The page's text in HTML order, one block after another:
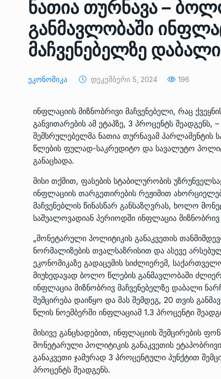
ნათია თურნავა –
განმავლობაში
მაჩვენებელზე
Ეკონომიკა Დეკემბერი 5, 2024 196
ინფლაციის მიზნობრივი მაჩვენებელი, რაც
განვითარების ამ ეტაპზე, 3 პროცენტს შეადგენს,
შემსრულებელმა ნათია თურნავამ პარლამენტის
წლების ფულად-საკრედიტო და სავალუტო
განაცხადა.
მისი თქმით, ფასების სტაბილურობის
ინფლაციის თარგეთირების რეჟიმით
მაჩვენებლის წინასწარ განსაზღვრას, ხოლო
საშუალოვადიან პერიოდში ინფლაცია
„მონეტარული პოლიტიკის განაკვეთის
ნორმალიზების თვალსაზრისით და ასევე
ეკონომიკაზე გადაცემის სიძლიერემ,
მიუხედავად ბოლო წლების განმავლობაში
ინფლაცია მიზნობრივ მაჩვენებელზე დაბალი
შემცირება დაიწყო და მას შემდეგ, 20 თვის
წლის ნოემბერში ინფლაციამ 1.3 პროცენტი
მისივე განცხადებით, ინფლაციის შემცირების
მონეტარული პოლიტიკის განაკვეთის
განაკვეთი ჯამურად 3 პროცენტული პუნქტით
პროცენტს შეადგენს.
ᲔᲙᲝᲜᲝᲛᲘᲙᲐ 10/05/2022
8
საქართველოს
გენერალურმა
დერეფნის…
ᲔᲙᲝᲜᲝᲛᲘᲙᲐ 11/05/2022
9
სახელობის ოპერისა
ბალეტის…
ᲙᲣᲚᲢᲣᲠᲐ 13/05/2022
10
სახელობის ოპერისა
ბალეტის…
ᲙᲣᲚᲢᲣᲠᲐ 13/05/2022